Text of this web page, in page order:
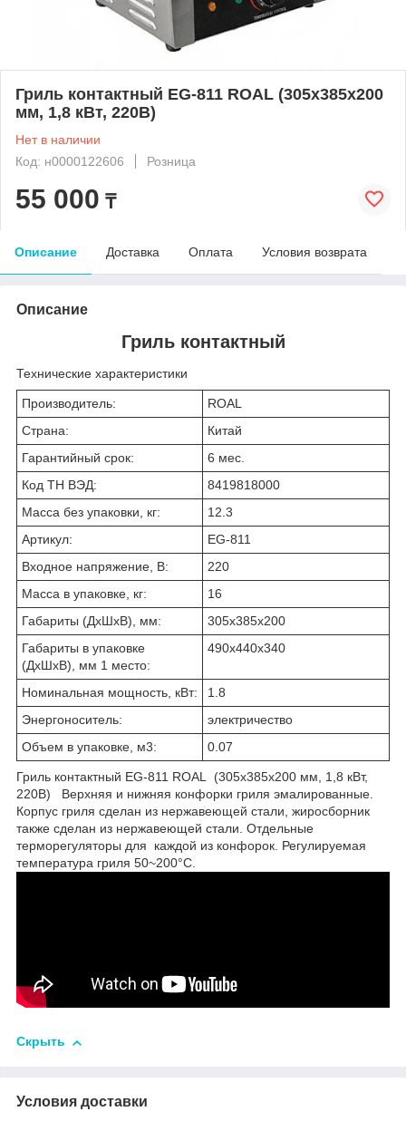
Гриль контактный EG-811 ROAL (305х385х200
мм, 1,8 кВт, 220В)
Нет в наличии
Код: н0000122606
Розница
55 000 ₸
Описание Доставка Оплата Условия возврата
Описание
Гриль контактный
Технические характеристики
Производитель:
ROAL
Страна:
Китай
Гарантийный срок:
6 мес.
Код ТН ВЭД:
8419818000
Масса без упаковки, кг:
12.3
Артикул:
EG-811
Входное напряжение, В:
220
Масса в упаковке, кг:
16
Габариты (ДхШхВ), мм:
305х385х200
Габариты в упаковке
(ДхШхВ), мм 1 место:
490х440х340
Номинальная мощность, кВт:
1.8
Энергоноситель:
электричество
Объем в упаковке, м3:
0.07
Гриль контактный EG-811 ROAL (305х385х200 мм, 1,8 кВт,
220В) Верхняя и нижняя конфорки гриля эмалированные.
Корпус гриля сделан из нержавеющей стали, жиросборник
также сделан из нержавеющей стали. Отдельные
терморегуляторы для каждой из конфорок. Регулируемая
температура гриля 50~200°С.
Скрыть
Условия доставки